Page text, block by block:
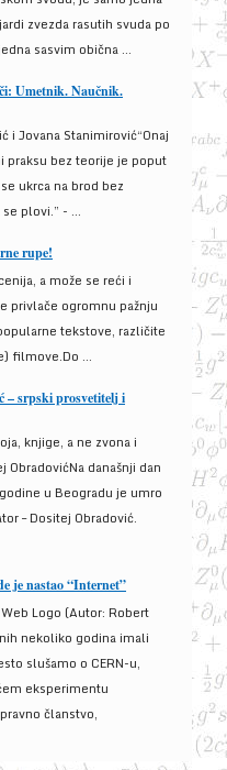
zvezda rasutih svuda po
sasvim obična ...
Umetnik. Naučnik.
i Jovana Stanimirović“Onaj
praksu bez teorije je poput
ukrca na brod bez
plovi.” - ...
rupe!
a može se reći i
privlače ogromnu pažnju
tekstove, različite
filmove.Do ...
– srpski prosvetitelj i
knjige, a ne zvona i
ObradovićNa današnji dan
u Beogradu je umro
– Dositej Obradović.
je nastao “Internet”
Logo (Autor: Robert
nekoliko godina imali
slušamo o CERN-u,
eksperimentu
članstvo,